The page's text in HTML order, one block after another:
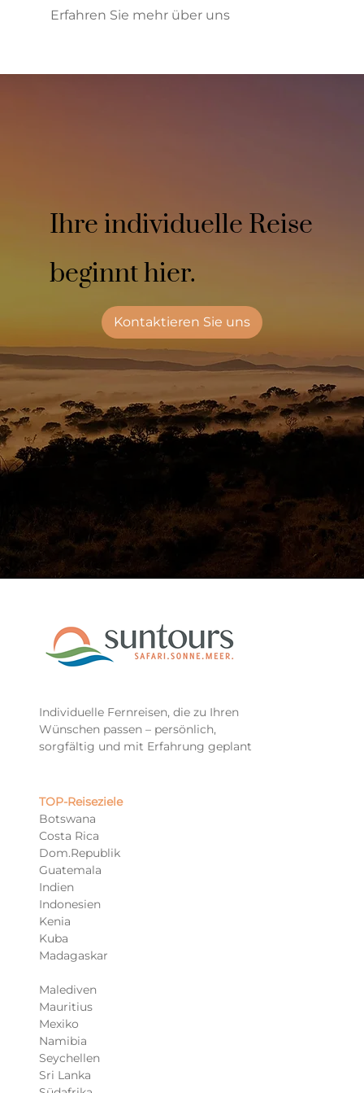
Erfahren Sie mehr über uns
Ihre individuelle Reise
beginnt hier.
Kontaktieren Sie uns
Individuelle Fernreisen, die zu Ihren
Wünschen passen – persönlich,
sorgfältig und mit Erfahrung geplant
TOP-Reiseziele​
Botswana
Costa Rica
Dom.Republik
Guatemala
Indien
Indonesien
Kenia
Kuba
Madagaskar
Malediven
Mauritius
Mexiko
Namibia
Seychellen
Sri Lanka